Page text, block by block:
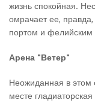
жизнь спокойная.
омрачает ее, правда,
портом и
Арена "Ветер"
Неожиданная в этом
месте